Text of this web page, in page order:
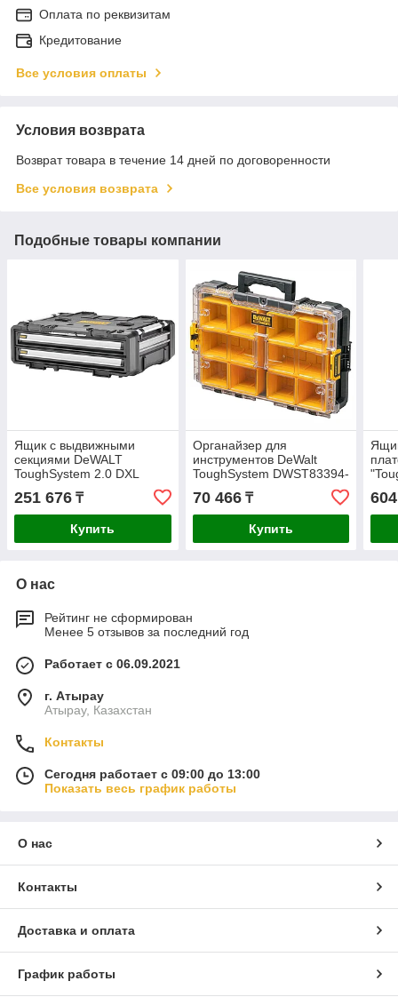
Оплата по реквизитам
Кредитование
Все условия оплаты
Условия возврата
Возврат товара в течение 14 дней по договоренности
Все условия возврата
Подобные товары компании
Ящик с выдвижными
секциями DeWALT
ToughSystem 2.0 DXL
DWST08520-1
251 676 ₸
Купить
Органайзер для
инструментов DeWalt
ToughSystem DWST83394-
70 466₸
Купить
О нас
Рейтинг не сформирован
Менее 5 отзывов за последний год
Работает с 06.09.2021
г. Атырау
Атырау, Казахстан
Контакты
Сегодня работает с 09:00 до 13:00
Показать весь график работы
О нас
Контакты
Доставка и оплата
График работы